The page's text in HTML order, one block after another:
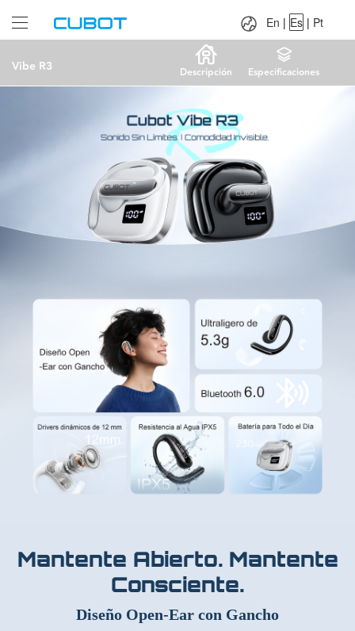
Vibe R3 Descripción Especificaciones
Pt
En | Es | Pt
Mantente Abierto. Mantente
Consciente.
Diseño Open-Ear con Gancho